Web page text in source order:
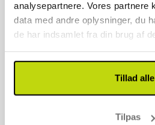
analysepartnere. Vores partnere
data med andre oplysninger, du
de har indsamlet fra din brug af
Tillad alle
Tilpas
info@risskov-bilferie.dk
Vores åbningstider er:
Lørdag - søndag 10-15
Follow us on social media